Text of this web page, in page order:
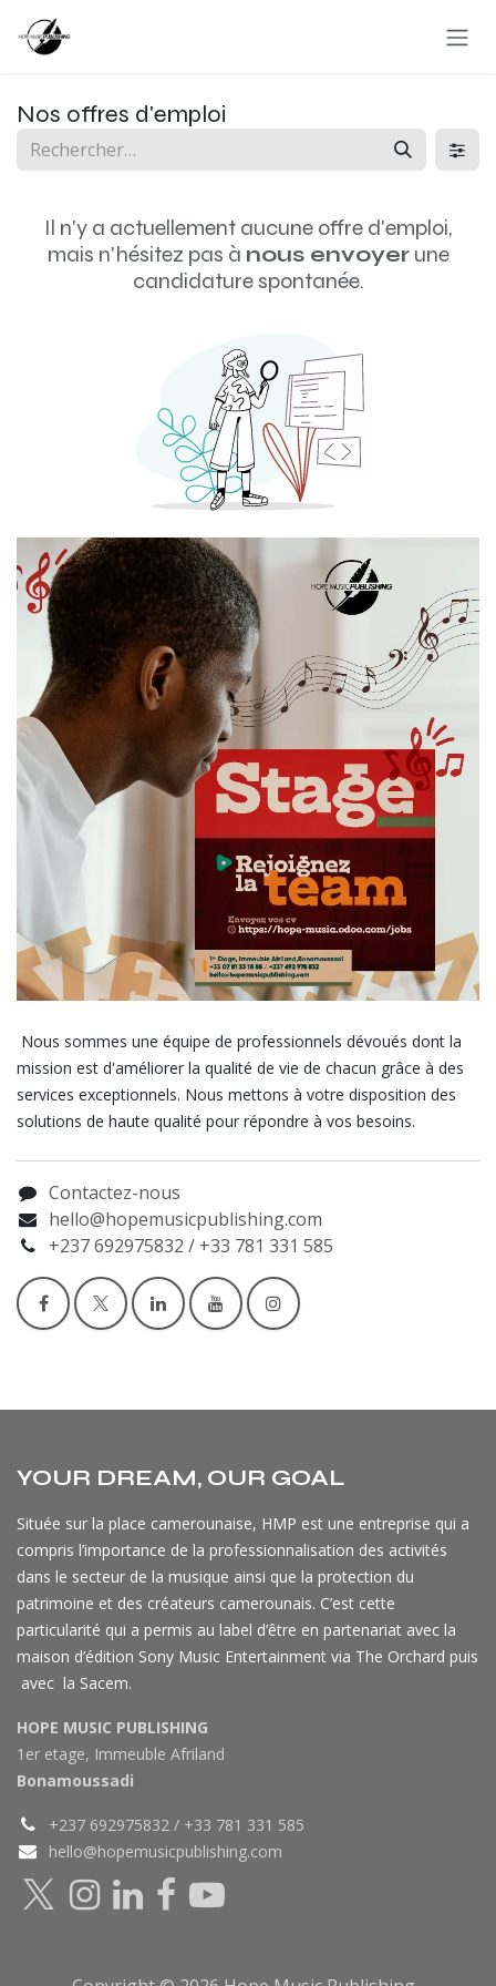
Se rendre au contenu
Nos offres d'emploi
Il n'y a actuellement aucune offre d'emploi,
mais n'hésitez pas à nous envoyerune
candidature spontanée.
Nous sommes une équipe de professionnels dévoués dont la
mission est d'améliorer la qualité de vie de chacun grâce à des
services exceptionnels. Nous mettons à votre disposition des
solutions de haute qualité pour répondre à vos besoins.
Contactez-nous
hello@hopemusicpublishing.com
+237 692975832 / +33 781 331 585
YOUR DREAM, OUR GOAL
Située sur la place camerounaise, HMP est une entreprise qui a
compris l’importance de la professionnalisation des activités
dans le secteur de la musique ainsi que la protection du
patrimoine et des créateurs camerounais. C’est cette
particularité qui a permis au label d’être en partenariat avec la
maison d’édition Sony Music Entertainment via The Orchard puis
avec la Sacem.
HOPE MUSIC PUBLISHING
1er etage, Immeuble Afriland
Bonamoussadi
+237 692975832 / +33 781 331 585
hello@hopemusicpublishing.com